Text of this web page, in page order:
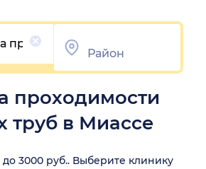
проходимости
труб в Миассе
3000 руб.. Выберите клинику